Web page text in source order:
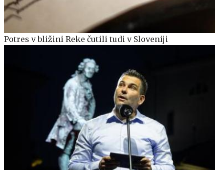
Potres v bližini Reke čutili tudi v Sloveniji